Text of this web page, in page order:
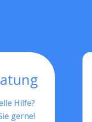
Hilfe?
gerne!